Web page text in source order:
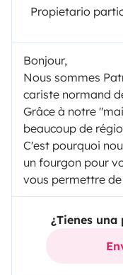
Propietario
Bonjour,
Nous sommes
cariste normand
Grâce à notre
beaucoup de
C'est pourquoi
un fourgon pour
vous permettre
¿Tienes